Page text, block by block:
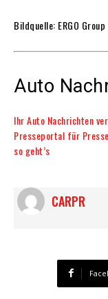
Bildquelle: ERGO Group
Auto
Ihr Auto Nachrichten
Presseportal für
so geht’s
CARPR